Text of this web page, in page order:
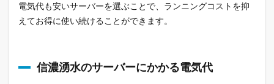
電気代も安いサーバーを選ぶことで、ランニングコストを抑
えてお得に使い続けることができます。
信濃湧水のサーバーにかかる電気代